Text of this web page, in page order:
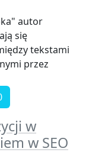
autor
się
tekstami
przez
w
w SEO